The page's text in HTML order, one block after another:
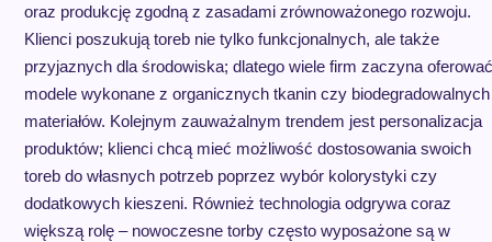
oraz produkcję zgodną z zasadami zrównoważonego rozwoju.
Klienci poszukują toreb nie tylko funkcjonalnych, ale także
przyjaznych dla środowiska; dlatego wiele firm zaczyna oferować
modele wykonane z organicznych tkanin czy biodegradowalnych
materiałów. Kolejnym zauważalnym trendem jest personalizacja
produktów; klienci chcą mieć możliwość dostosowania swoich
toreb do własnych potrzeb poprzez wybór kolorystyki czy
dodatkowych kieszeni. Również technologia odgrywa coraz
większą rolę – nowoczesne torby często wyposażone są w